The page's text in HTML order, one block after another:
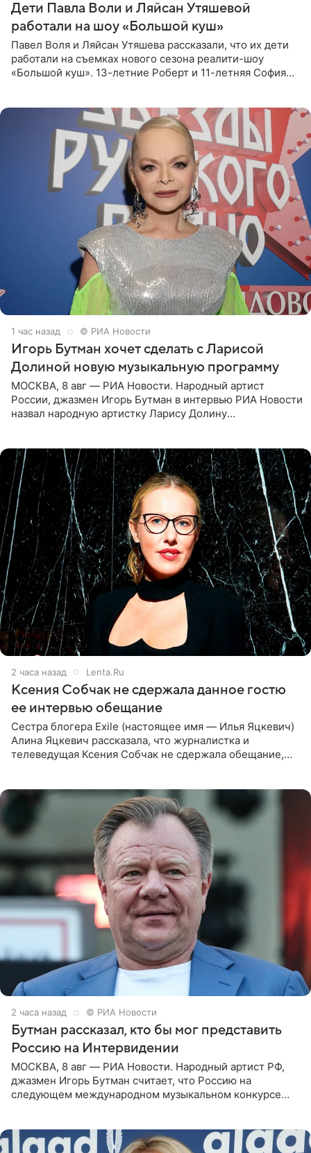
Дети Павла Воли и Ляйсан Утяшевой
работали на шоу «Большой куш»
Павел Воля и Ляйсан Утяшева рассказали, что их дети
работали на съемках нового сезона реалити-шоу
«Большой куш». 13-летние Роберт и 11-летняя София
1 час назад © РИА Новости
Игорь Бутман хочет сделать с Ларисой
Долиной новую музыкальную программу
МОСКВА, 8 авг — РИА Новости. Народный артист
России, джазмен Игорь Бутман в интервью РИА Новости
назвал народную артистку Ларису Долину
2 часа назад Lenta.Ru
Ксения Собчак не сдержала данное гостю
ее интервью обещание
Сестра блогера Exile (настоящее имя — Илья Яцкевич)
Алина Яцкевич рассказала, что журналистка и
телеведущая Ксения Собчак не сдержала обещание,
2 часа назад © РИА Новости
Бутман рассказал, кто бы мог представить
Россию на Интервидении
МОСКВА, 8 авг — РИА Новости. Народный артист РФ,
джазмен Игорь Бутман считает, что Россию на
следующем международном музыкальном конкурсе